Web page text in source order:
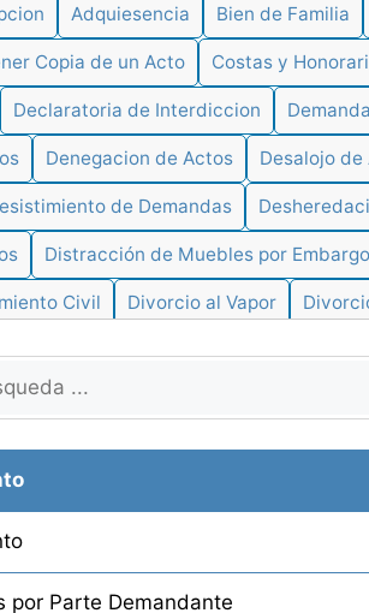
Adquiesencia Bien de Familia
Copia de un Acto Costas y
Declaratoria de Interdiccion
Denegacion de Actos Desalojo
de Demandas
Distracción de Muebles por
Civil Divorcio al Vapor
de Caracteres Ejecución de Prenda
Alquilados Embargo al Deudor
del Estado Embargo Retentivo entre
por Parte Demandante